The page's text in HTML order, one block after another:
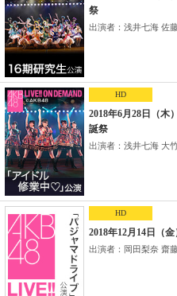
祭
出演者：浅井七海 佐
HD
2018年6月28日（木
誕祭
出演者：浅井七海 大
HD
2018年12月14日（
出演者：岡田梨奈 齋